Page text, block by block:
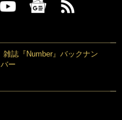
雑誌『Number』バックナン
バー